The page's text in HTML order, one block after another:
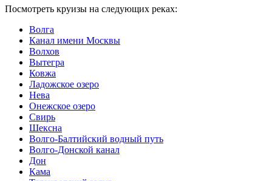
Посмотреть круизы на следующих реках:
Волга
Канал имени Москвы
Волхов
Вытегра
Ковжа
Ладожское озеро
Нева
Онежское озеро
Свирь
Шексна
Волго-Балтийский водный путь
Волго-Донской канал
Дон
Кама